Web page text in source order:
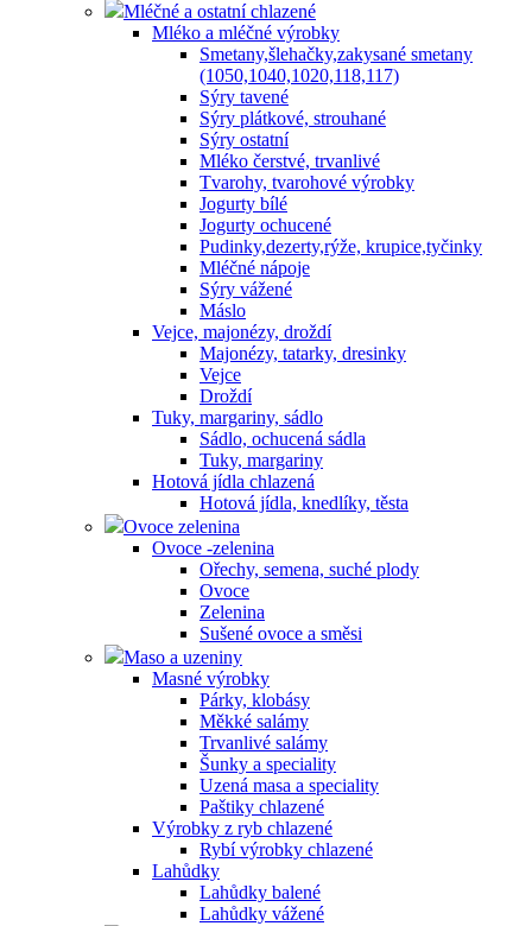
Mléčné a ostatní chlazené
Mléko a mléčné výrobky
Smetany,šlehačky,zakysané smetany
(1050,1040,1020,118,117)
Sýry tavené
Sýry plátkové, strouhané
Sýry ostatní
Mléko čerstvé, trvanlivé
Tvarohy, tvarohové výrobky
Jogurty bílé
Jogurty ochucené
Pudinky,dezerty,rýže, krupice,tyčinky
Mléčné nápoje
Sýry vážené
Máslo
Vejce, majonézy, droždí
Majonézy, tatarky, dresinky
Vejce
Droždí
Tuky, margariny, sádlo
Sádlo, ochucená sádla
Tuky, margariny
Hotová jídla chlazená
Hotová jídla, knedlíky, těsta
Ovoce zelenina
Ovoce -zelenina
Ořechy, semena, suché plody
Ovoce
Zelenina
Sušené ovoce a směsi
Maso a uzeniny
Masné výrobky
Párky, klobásy
Měkké salámy
Trvanlivé salámy
Šunky a speciality
Uzená masa a speciality
Paštiky chlazené
Výrobky z ryb chlazené
Rybí výrobky chlazené
Lahůdky
Lahůdky balené
Lahůdky vážené